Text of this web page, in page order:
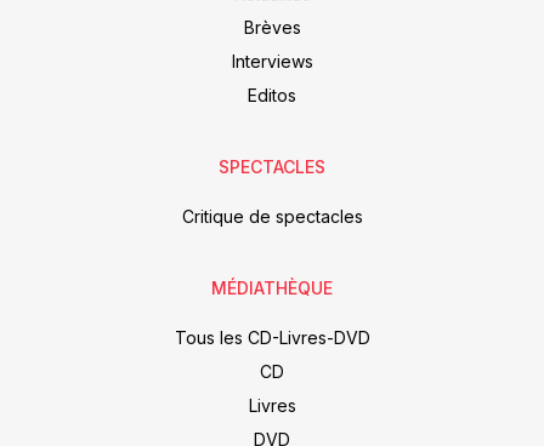
Brèves
Interviews
Editos
SPECTACLES
Critique de spectacles
MÉDIATHÈQUE
Tous les CD-Livres-DVD
CD
Livres
DVD